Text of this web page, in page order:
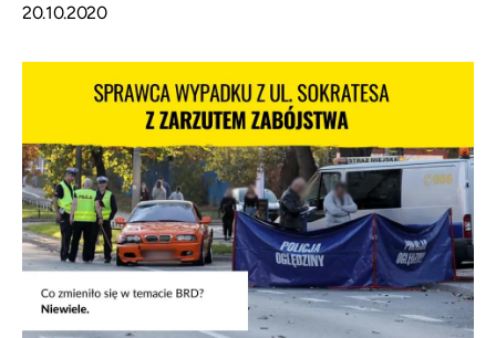
20.10.2020